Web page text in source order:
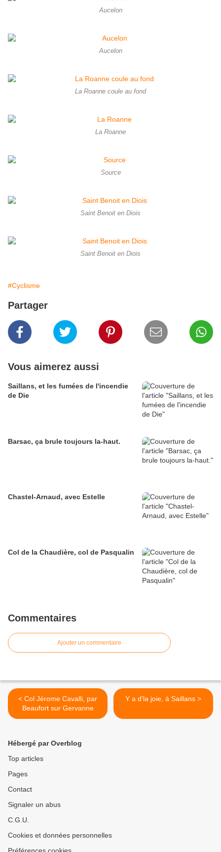
Aucelon
Aucelon
La Roanne coule au fond
La Roanne
Source
Saint Benoit en Diois
Saint Benoit en Diois
#Cyclisme
Partager
Vous aimerez aussi
Saillans, et les fumées de l'incendie
de Die
Barsac, ça brule toujours la-haut.
Chastel-Arnaud, avec Estelle
Col de la Chaudière, col de Pasqualin
Commentaires
Ajouter un commentaire
< Col Jérome Cavalli, par
Beaufort sur Gervanne
Y a d'la joie, à Saillans >
Hébergé par Overblog
Top articles
Pages
Contact
Signaler un abus
C.G.U.
Cookies et données personnelles